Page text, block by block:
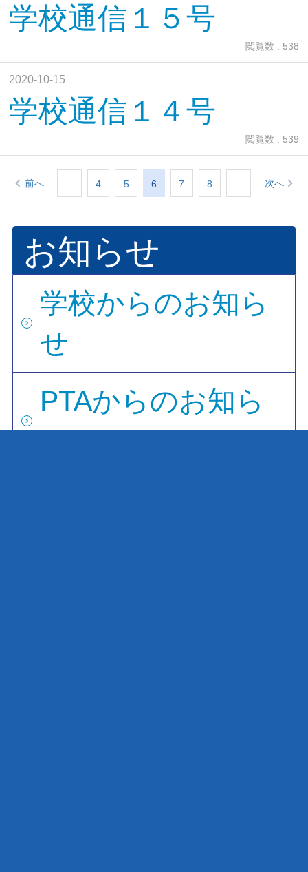
学校通信１５号
閲覧数 : 538
2020-10-15
学校通信１４号
閲覧数 : 539
前へ 4 5 6 7 8 次へ
お知らせ
学校からのお知ら
せ
PTAからのお知ら
せ